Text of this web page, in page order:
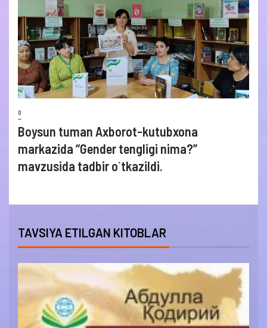
0
Boysun tuman Axborot-kutubxona
markazida “Gender tengligi nima?”
mavzusida tadbir o`tkazildi.
TAVSIYA ETILGAN KITOBLAR